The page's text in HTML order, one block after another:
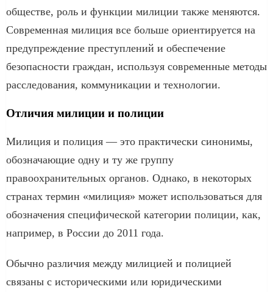
обществе, роль и функции милиции также меняются.
Современная милиция все больше ориентируется на
предупреждение преступлений и обеспечение
безопасности граждан, используя современные методы
расследования, коммуникации и технологии.
Отличия милиции и полиции
Милиция и полиция — это практически синонимы,
обозначающие одну и ту же группу
правоохранительных органов. Однако, в некоторых
странах термин «милиция» может использоваться для
обозначения специфической категории полиции, как,
например, в России до 2011 года.
Обычно различия между милицией и полицией
связаны с историческими или юридическими